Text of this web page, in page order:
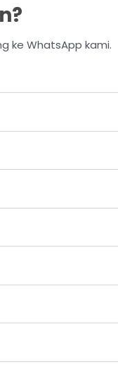
ke WhatsApp kami.